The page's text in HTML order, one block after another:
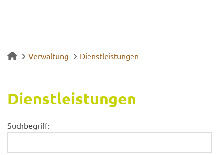
Verwaltung Dienstleistungen
Dienst­leis­tun­gen
Suchbegriff: